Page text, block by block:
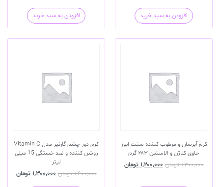
افزودن به سبد خرید افزودن به سبد خرید
کرم آبرسان و مرطوب کننده سنت ایوز
حاوی کلاژن و الاستین ۲۸۳ گرم
۱,۳۰۰,۰۰۰ تومان ۱,۲۰۰,۰۰۰ تومان
کرم دور چشم گارنیر مدل Vitamin C
روشن کننده و ضد خستگی 15 میلی
لیتر
۱,۴۰۰,۰۰۰ تومان ۱,۳۰۰,۰۰۰ تومان